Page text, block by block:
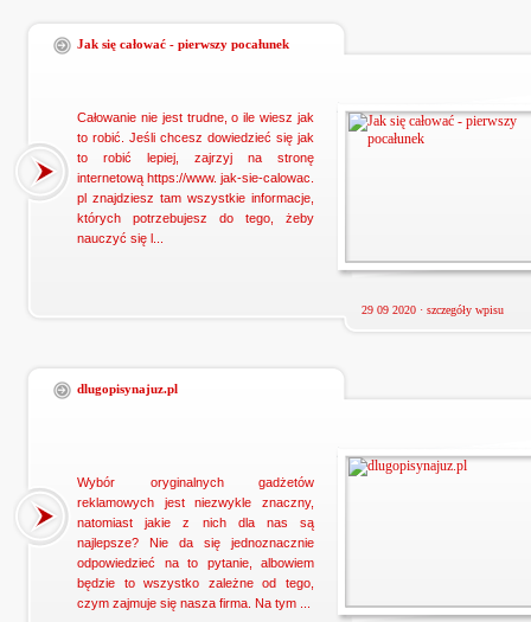
Jak się całować - pierwszy pocałunek
Całowanie nie jest trudne, o ile wiesz jak
to robić. Jeśli chcesz dowiedzieć się jak
to robić lepiej, zajrzyj na stronę
internetową https://www. jak-sie-calowac.
pl znajdziesz tam wszystkie informacje,
których potrzebujesz do tego, żeby
nauczyć się l...
29 09 2020 · szczegóły wpisu
dlugopisynajuz.pl
Wybór oryginalnych gadżetów
reklamowych jest niezwykle znaczny,
natomiast jakie z nich dla nas są
najlepsze? Nie da się jednoznacznie
odpowiedzieć na to pytanie, albowiem
będzie to wszystko zależne od tego,
czym zajmuje się nasza firma. Na tym ...